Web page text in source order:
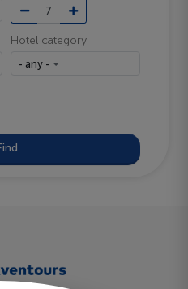
Hotel category
- any -